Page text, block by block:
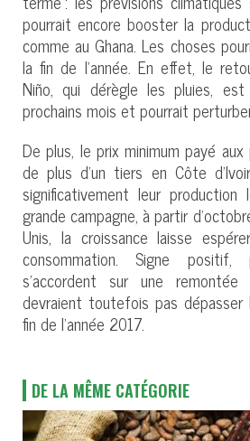
pourrait encore booster la
comme au Ghana. Les choses
la fin de l’année. En effet, le
Niño, qui dérègle les pluies,
prochains mois et pourrait
De plus, le prix minimum payé
de plus d’un tiers en Côte
significativement leur
grande campagne, à partir
Unis, la croissance laisse
consommation. Signe positif,
s’accordent sur une
devraient toutefois pas
fin de l’année 2017.
DE LA MÊME CATÉGORIE